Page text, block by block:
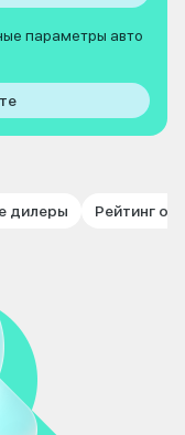
параметры авто
дилеры Рейтинг